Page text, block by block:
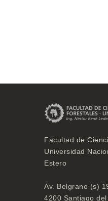
Facultad de
Universidad
Estero
Av. Belgrano (s)
4200 Santiago